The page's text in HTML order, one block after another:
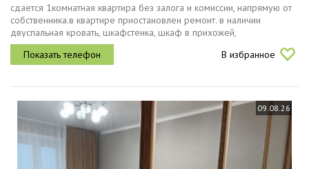
сдается 1комнатная квартира без залога и комиссии, напрямую от
собственника.в квартире приостановлен ремонт. в наличии
двуспальная кровать, шкафстенка, шкаф в прихожей,
микроволновая печь, газовая плита духовка не работает,
холодильник. на кухне...
В избранное
09.08.26